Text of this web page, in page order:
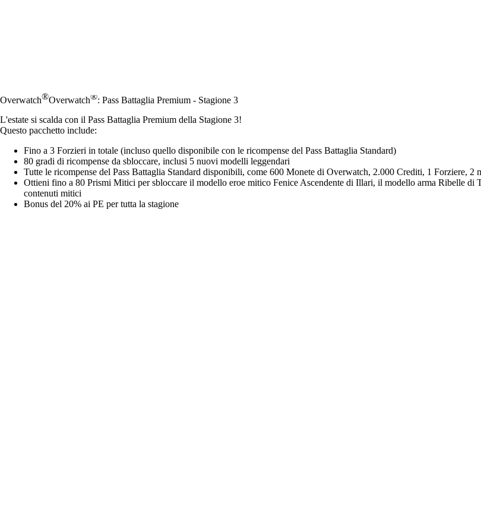
Overwatch®Overwatch®: Pass Battaglia Premium - Stagione 3
L'estate si scalda con il Pass Battaglia Premium della Stagione 3!
Questo pacchetto include:
Fino a 3 Forzieri in totale (incluso quello disponibile con le ricompense del Pass Battaglia Standard)
80 gradi di ricompense da sbloccare, inclusi 5 nuovi modelli leggendari
Tutte le ricompense del Pass Battaglia Standard disponibili, come 600 Monete di Overwatch, 2.000 Crediti, 1 Forziere, 2
Ottieni fino a 80 Prismi Mitici per sbloccare il modello eroe mitico Fenice Ascendente di Illari, il modello arma Ribelle di
contenuti mitici
Bonus del 20% ai PE per tutta la stagione